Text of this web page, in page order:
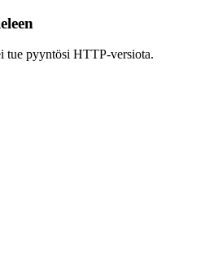
tue pyyntösi HTTP-versiota.